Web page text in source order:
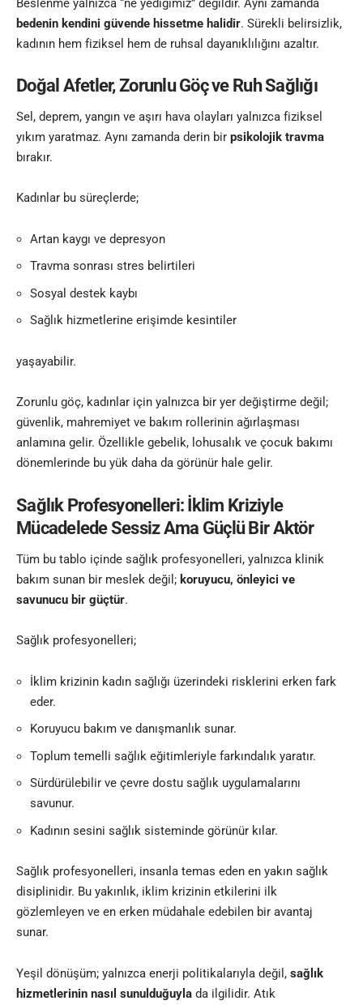
bedenin kendini güvende hissetme halidir. Sürekli belirsizlik,
kadının hem fiziksel hem de ruhsal dayanıklılığını azaltır.
Doğal Afetler, Zorunlu Göç ve Ruh Sağlığı
Sel, deprem, yangın ve aşırı hava olayları yalnızca fiziksel
yıkım yaratmaz. Aynı zamanda derin bir psikolojik travma
bırakır.
Kadınlar bu süreçlerde;
Artan kaygı ve depresyon
Travma sonrası stres belirtileri
Sosyal destek kaybı
Sağlık hizmetlerine erişimde kesintiler
yaşayabilir.
Zorunlu göç, kadınlar için yalnızca bir yer değiştirme değil;
güvenlik, mahremiyet ve bakım rollerinin ağırlaşması
anlamına gelir. Özellikle gebelik, lohusalık ve çocuk bakımı
dönemlerinde bu yük daha da görünür hale gelir.
Sağlık Profesyonelleri: İklim Kriziyle
Mücadelede Sessiz Ama Güçlü Bir Aktör
Tüm bu tablo içinde sağlık profesyonelleri, yalnızca klinik
bakım sunan bir meslek değil; koruyucu, önleyici ve
savunucu bir güçtür.
Sağlık profesyonelleri;
İklim krizinin kadın sağlığı üzerindeki risklerini erken fark
eder.
Koruyucu bakım ve danışmanlık sunar.
Toplum temelli sağlık eğitimleriyle farkındalık yaratır.
Sürdürülebilir ve çevre dostu sağlık uygulamalarını
savunur.
Kadının sesini sağlık sisteminde görünür kılar.
Sağlık profesyonelleri, insanla temas eden en yakın sağlık
disiplinidir. Bu yakınlık, iklim krizinin etkilerini ilk
gözlemleyen ve en erken müdahale edebilen bir avantaj
sunar.
Yeşil dönüşüm; yalnızca enerji politikalarıyla değil, sağlık
hizmetlerinin nasıl sunulduğuyla da ilgilidir. Atık